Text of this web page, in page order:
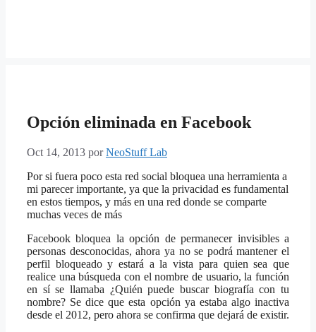
Opción eliminada en Facebook
Oct 14, 2013 porNeoStuff Lab
Por si fuera poco esta red social bloquea una herramienta a
mi parecer importante, ya que la privacidad es fundamental
en estos tiempos, y más en una red donde se comparte
muchas veces de más
Facebook bloquea la opción de permanecer invisibles a
personas desconocidas, ahora ya no se podrá mantener el
perfil bloqueado y estará a la vista para quien sea que
realice una búsqueda con el nombre de usuario, la función
en sí se llamaba ¿Quién puede buscar biografía con tu
nombre? Se dice que esta opción ya estaba algo inactiva
desde el 2012, pero ahora se confirma que dejará de existir.